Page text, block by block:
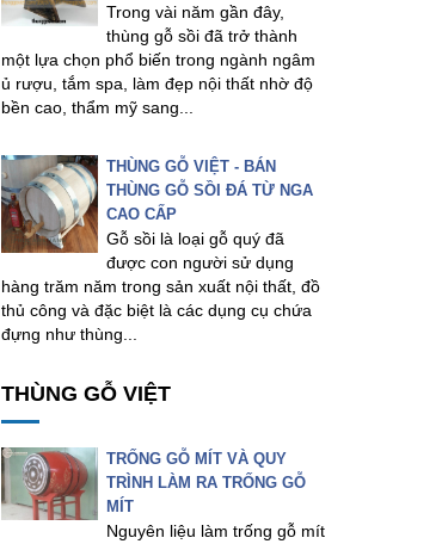
Trong vài năm gần đây,
thùng gỗ sồi đã trở thành
một lựa chọn phổ biến trong ngành ngâm
ủ rượu, tắm spa, làm đẹp nội thất nhờ độ
bền cao, thẩm mỹ sang...
THÙNG GỖ VIỆT - BÁN
THÙNG GỖ SỒI ĐÁ TỪ NGA
CAO CẤP
Gỗ sồi là loại gỗ quý đã
được con người sử dụng
hàng trăm năm trong sản xuất nội thất, đồ
thủ công và đặc biệt là các dụng cụ chứa
đựng như thùng...
THÙNG GỖ VIỆT
TRỐNG GỖ MÍT VÀ QUY
TRÌNH LÀM RA TRỐNG GỖ
MÍT
Nguyên liệu làm trống gỗ mít